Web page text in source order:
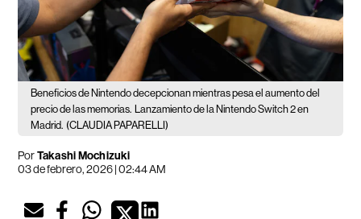
Beneficios de Nintendo decepcionan mientras pesa el aumento del
precio de las memorias.
Lanzamiento de la Nintendo Switch 2 en
Madrid. (CLAUDIA PAPARELLI)
PorTakashi Mochizuki
03 de febrero, 2026 | 02:44 AM